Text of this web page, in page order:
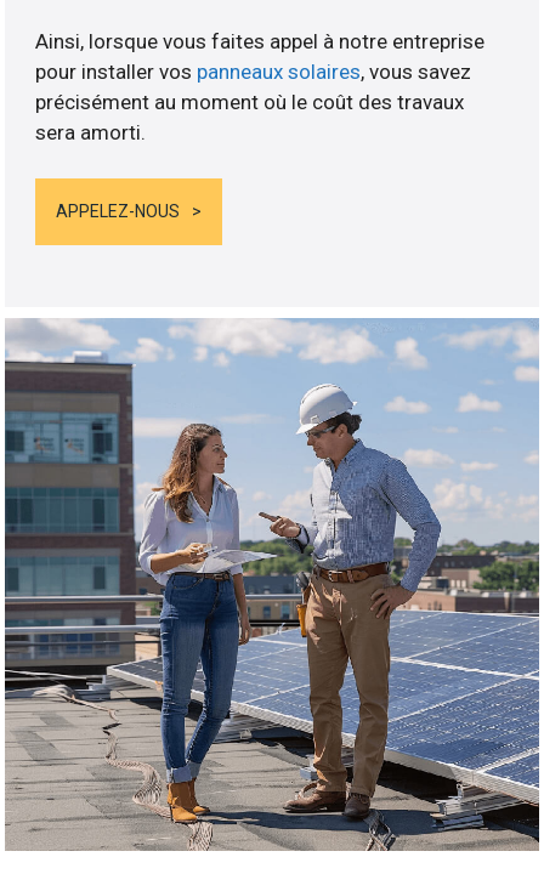
Ainsi, lorsque vous faites appel à notre entreprise
pour installer vos panneaux solaires, vous savez
précisément au moment où le coût des travaux
sera amorti.
APPELEZ-NOUS